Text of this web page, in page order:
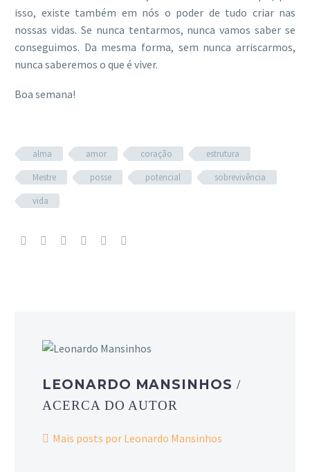
isso, existe também em nós o poder de tudo criar nas
nossas vidas. Se nunca tentarmos, nunca vamos saber se
conseguimos. Da mesma forma, sem nunca arriscarmos,
nunca saberemos o que é viver.
Boa semana!
alma amor coração
estrutura
Mestre
posse potencial
sobrevivência
vida
LEONARDO MANSINHOS/
ACERCA DO AUTOR
Mais posts por Leonardo Mansinhos